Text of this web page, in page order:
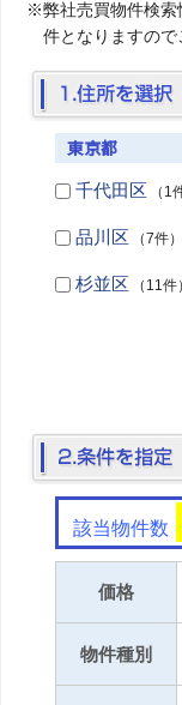
※弊社売買物件検索
件となりますので
東京都
千代田区 （1
品川区 （7件）
杉並区 （11件）
該当物件数
価格
物件種別